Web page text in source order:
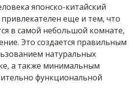
японско-китайский
еще и тем, что
в самой небольшой комнате,
Это создается правильным
натуральных
а также минимальным
функциональной